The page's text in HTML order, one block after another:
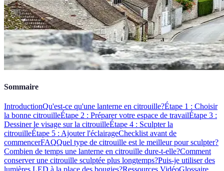
Sommaire
IntroductionQu'est-ce qu'une lanterne en citrouille?Étape 1 : Choisir
la bonne citrouilleÉtape 2 : Préparer votre espace de travailÉtape 3 :
Dessiner le visage sur la citrouilleÉtape 4 : Sculpter la
citrouilleÉtape 5 : Ajouter l'éclairageChecklist avant de
commencerFAQQuel type de citrouille est le meilleur pour sculpter?
Combien de temps une lanterne en citrouille dure-t-elle?Comment
conserver une citrouille sculptée plus longtemps?Puis-je utiliser des